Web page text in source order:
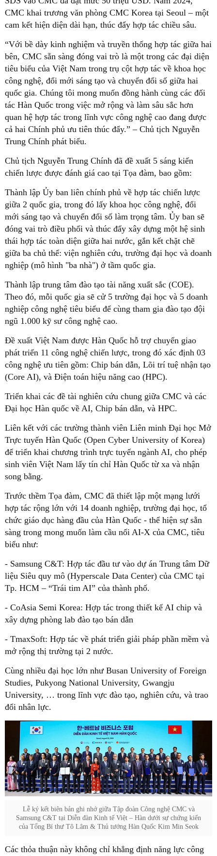
CMC khai trương văn phòng CMC Korea tại Seoul – một
cam kết hiện diện dài hạn, thúc đẩy hợp tác chiều sâu.
“Với bề dày kinh nghiệm và truyền thống hợp tác giữa hai
bên, CMC sẵn sàng đóng vai trò là một trong các đại diện
tiêu biểu của Việt Nam trong trụ cột hợp tác về khoa học
công nghệ, đổi mới sáng tạo và chuyển đổi số giữa hai
quốc gia. Chúng tôi mong muốn đồng hành cùng các đối
tác Hàn Quốc trong việc mở rộng và làm sâu sắc hơn
quan hệ hợp tác trong lĩnh vực công nghệ cao đang được
cả hai Chính phủ ưu tiên thúc đẩy.” – Chủ tịch Nguyễn
Trung Chính phát biểu.
Chủ tịch Nguyễn Trung Chính đã đề xuất 5 sáng kiến
chiến lược được đánh giá cao tại Tọa đàm, bao gồm:
Thành lập Ủy ban liên chính phủ về hợp tác chiến lược
giữa 2 quốc gia, trong đó lấy khoa học công nghệ, đổi
mới sáng tạo và chuyển đổi số làm trọng tâm. Ủy ban sẽ
đóng vai trò điều phối và thúc đẩy xây dựng một hệ sinh
thái hợp tác toàn diện giữa hai nước, gắn kết chặt chẽ
giữa ba chủ thể: viện nghiên cứu, trường đại học và doanh
nghiệp (mô hình "ba nhà") ở tầm quốc gia.
Thành lập trung tâm đào tạo tài năng xuất sắc (COE).
Theo đó, mỗi quốc gia sẽ cử 5 trường đại học và 5 doanh
nghiệp công nghệ tiêu biểu để cùng tham gia đào tạo đội
ngũ 1.000 kỹ sư công nghệ cao.
Đề xuất Việt Nam được Hàn Quốc hỗ trợ chuyển giao
phát triển 11 công nghệ chiến lược, trong đó xác định 03
công nghệ ưu tiên gồm: Chip bán dẫn, Lõi trí tuệ nhận tạo
(Core AI), và Điện toán hiệu năng cao (HPC).
Triển khai các đề tài nghiên cứu chung giữa CMC và các
Đại học Hàn quốc về AI, Chip bán dẫn, và HPC.
Liên kết với các trường thành viên Liên minh Đại học Mở
Trực tuyến Hàn Quốc (Open Cyber University of Korea)
để triển khai chương trình trực tuyến ngành AI, cho phép
sinh viên Việt Nam lấy tín chỉ Hàn Quốc từ xa và nhận
song bằng.
Trước thềm Tọa đàm, CMC đã thiết lập một mạng lưới
hợp tác rộng lớn với 14 doanh nghiệp, trường đại học, tổ
chức giáo dục hàng đầu của Hàn Quốc - thể hiện sự sẵn
sàng trong mong muốn làm cầu nối AI-X của CMC, tiêu
biểu như:
- Samsung C&T: Hợp tác đầu tư vào dự án Trung tâm Dữ
liệu Siêu quy mô (Hyperscale Data Center) của CMC tại
Tp. HCM – “Trái tim AI” của thành phố.
- CoAsia Semi Korea: Hợp tác trong thiết kế AI chip và
xây dựng phòng lab đào tạo bán dẫn
- TmaxSoft: Hợp tác về phát triển giải pháp phần mềm và
mở rộng thị trường tại 2 nước.
Cùng nhiều đại học lớn như Busan University of Foreign
Studies, Pukyong National University, Gwangju
University, … trong lĩnh vực đào tạo, nghiên cứu, và trao
đổi nhân lực.
Lễ ký kết biên bản ghi nhớ giữa Tập đoàn Công nghệ CMC và
Samsung C&T tại Diễn đàn Kinh tế Việt – Hàn dưới sự chứng kiến
của Tổng Bí thư Tô Lâm & Thủ tướng Hàn Quốc Kim Min Seok
Các thỏa thuận này không chỉ khẳng định năng lực công